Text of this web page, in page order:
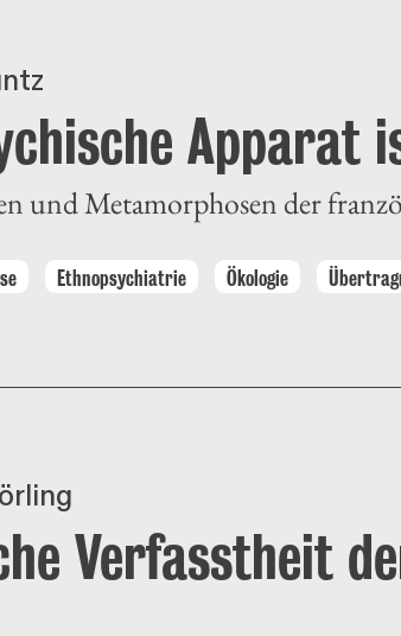
Apparat
und Metamorphosen der
Ethnopsychiatrie Ökologie
Verfasstheit